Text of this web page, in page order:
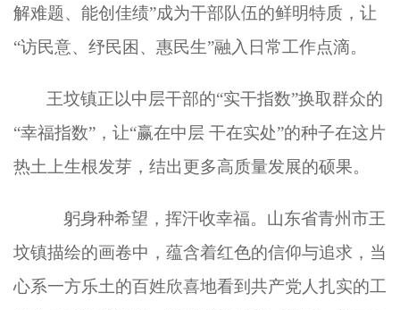
解难题、能创佳绩”成为干部队伍的鲜明特质，让
“访民意、纾民困、惠民生”融入日常工作点滴。
王坟镇正以中层干部的“实干指数”换取群众的
“幸福指数”，让“赢在中层 干在实处”的种子在这片
热土上生根发芽，结出更多高质量发展的硕果。
躬身种希望，挥汗收幸福。山东省青州市王
坟镇描绘的画卷中，蕴含着红色的信仰与追求，当
心系一方乐土的百姓欣喜地看到共产党人扎实的工